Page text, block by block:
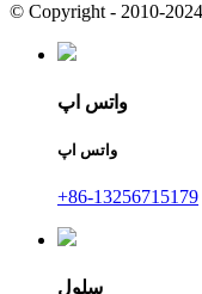
واتس اپ
واتس اپ
+86-13256715179
سلول